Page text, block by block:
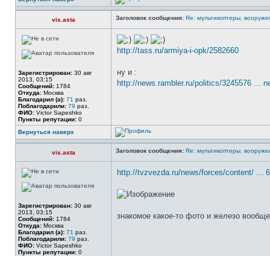
vis.asta Заголовок сообщения: Re: мультикоптеры,
Зарегистрирован: 30 авг
2013, 03:15
Сообщений: 1784
Откуда: Москва
Благодарил (а): 71 раз.
Поблагодарили: 79 раз.
ФИО: Victor Sapeshko
Пункты репутации: 0
http://tass.ru/armiya-i-opk/2582660
ну и :
http://news.rambler.ru/politics/3245576 ...
Вернуться наверх
vis.asta Заголовок сообщения: Re: мультикоптеры,
Зарегистрирован: 30 авг
2013, 03:15
Сообщений: 1784
Откуда: Москва
Благодарил (а): 71 раз.
Поблагодарили: 79 раз.
ФИО: Victor Sapeshko
Пункты репутации: 0
http://tvzvezda.ru/news/forces/content/ ...
знакомое какое-то фото и железо